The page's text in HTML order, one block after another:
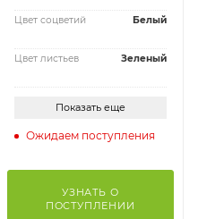
Цвет соцветий Белый
Цвет листьев Зеленый
Показать еще
Ожидаем поступления
УЗНАТЬ О
ПОСТУПЛЕНИИ